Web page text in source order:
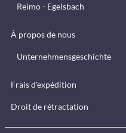
Reimo - Egelsbach
À propos de nous
Unternehmensgeschichte
Frais d'expédition
Droit de rétractation